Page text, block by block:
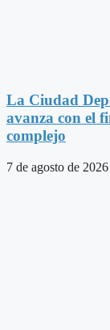
La Ciudad
avanza con el
complejo
7 de agosto de 2026